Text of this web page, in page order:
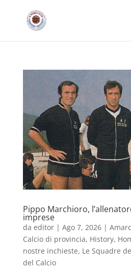
Pippo Marchioro,
imprese
da editor| Ago 7, 2026|
Calcio di provincia, History,
nostre inchieste, Le Squadre
del Calcio